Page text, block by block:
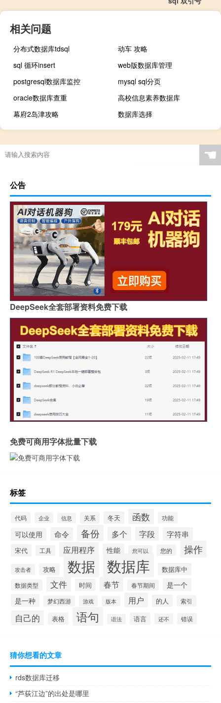
相关问题
分布式数据库tdsql
动车 攻略
sql 循环insert
web版数据库管理
postgresql数据库监控
mysql sql分页
oracle数据库查重
高校信息素养数据库
幕府2岛津攻略
数据库选择
☚
公告
DeepSeek全套部署资料免费下载
免费可商用字体批量下载
标签
代码 企业 信息 关系 冬天 函数 功能
可以使用 命令 备份 多个 字段 字符串
宋代 工具 应用程序 性能 您可以 您的 操作
攻击者 攻略 数据 数据库 数据库中
数据类型 文件 时间 春节 春节期间
是一个
是一种
梦幻西游 游戏 版本 用户 的人 索引
自己的 表格 语句 语法 语言 还不 错误
猜你想看的文章
rds数据库迁移
“芦荻江边”的出处是哪里